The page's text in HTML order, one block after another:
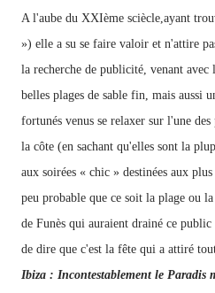
A l'aube du XXIème sciècle,ayant
») elle a su se faire valoir et n'attire
la recherche de publicité, venant avec
belles plages de sable fin, mais aussi
fortunés venus se relaxer sur l'une
la côte (en sachant qu'elles sont la
aux soirées « chic » destinées aux
peu probable que ce soit la plage ou
de Funès qui auraient drainé ce
de dire que c'est la fête qui a attiré
Ibiza : Incontestablement le Paradis